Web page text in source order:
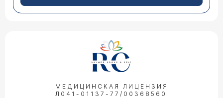
МЕДИЦИНСКАЯ ЛИЦЕНЗИЯ
Л041-01137-77/00368560